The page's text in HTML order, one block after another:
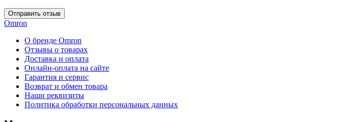
Omron
О бренде Omron
Отзывы о товарах
Доставка и оплата
Онлайн-оплата на сайте
Гарантия и сервис
Возврат и обмен товара
Наши реквизиты
Политика обработки персональных данных